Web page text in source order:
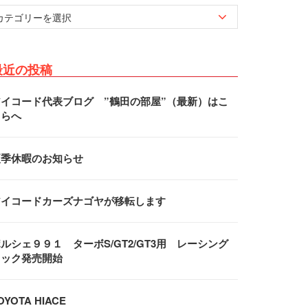
の投稿
コード代表ブログ ”鶴田の部屋”（最新）はこ
へ
休暇のお知らせ
コードカーズナゴヤが移転します
シェ９９１ ターボS/GT2/GT3用 レーシング
ク発売開始
HIACE